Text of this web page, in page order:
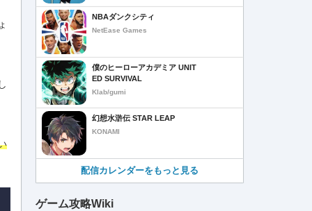
NBAダンクシティ
NetEase Games
僕のヒーローアカデミア UNIT
ED SURVIVAL
Klab/gumi
幻想水滸伝 STAR LEAP
KONAMI
配信カレンダーをもっと見る
ゲーム攻略Wiki